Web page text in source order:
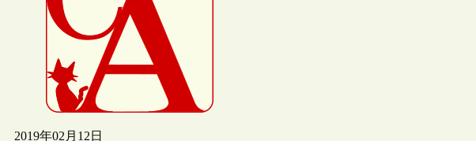
2019年02月12日